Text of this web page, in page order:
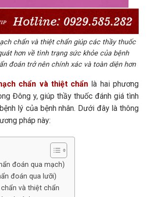
chẩn và thiệt chẩn giúp các thầy thuốc
hơn về tình trạng sức khỏe của bệnh
đoán trở nên chính xác và toàn diện hơn
chẩn và thiệt chẩn là hai phương
Đông y, giúp thầy thuốc đánh giá tình
lý của bệnh nhân. Dưới đây là thông
pháp này:
đoán qua mạch)
đoán qua lưỡi)
và thiệt chẩn